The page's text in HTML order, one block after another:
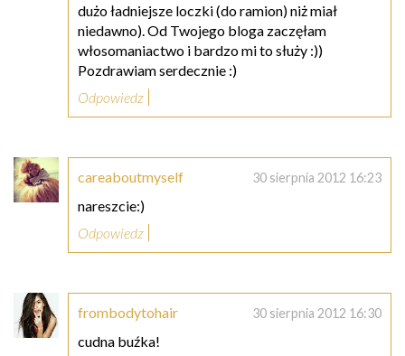
dużo ładniejsze loczki (do ramion) niż miał
niedawno). Od Twojego bloga zaczęłam
włosomaniactwo i bardzo mi to służy :))
Pozdrawiam serdecznie :)
Odpowiedz
careaboutmyself 30 sierpnia 2012 16:23
nareszcie:)
Odpowiedz
frombodytohair 30 sierpnia 2012 16:30
cudna buźka!